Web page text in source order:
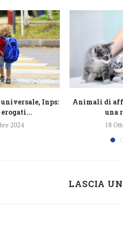
universale, Inps:
2024
Animali di
una
18
LASCIA